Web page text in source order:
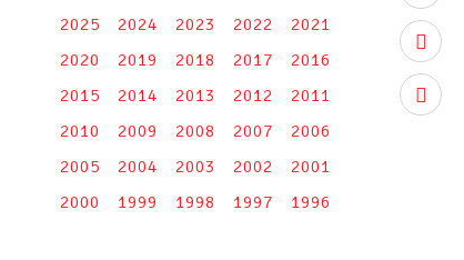
2025 2024 2023 2022
2021
2020
2019 2018 2017
2016
2015
2014 2013 2012
2011
2010
2009 2008 2007
2006
2005
2004 2003 2002
2001
2000
1999 1998 1997 1996